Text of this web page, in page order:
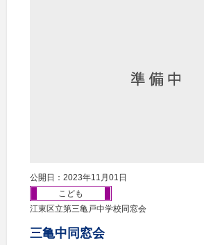
公開日：2023年11月01日
こども
江東区立第三亀戸中学校同窓会
三亀中同窓会